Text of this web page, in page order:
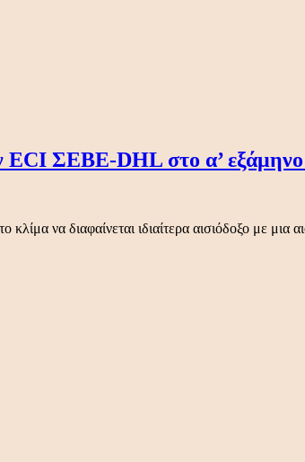
ΣΕΒΕ-DHL στο α’ εξάμηνο
να διαφαίνεται ιδιαίτερα αισιόδοξο με μια